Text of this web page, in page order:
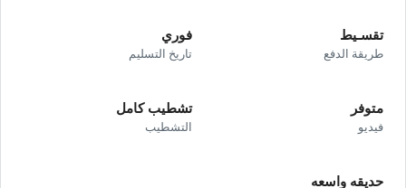
تقسـيط
طريقة الدفع
فوري
تاريخ التسليم
متوفر
فيديو
تشطيب كامل
التشطيب
حديقه واسعه